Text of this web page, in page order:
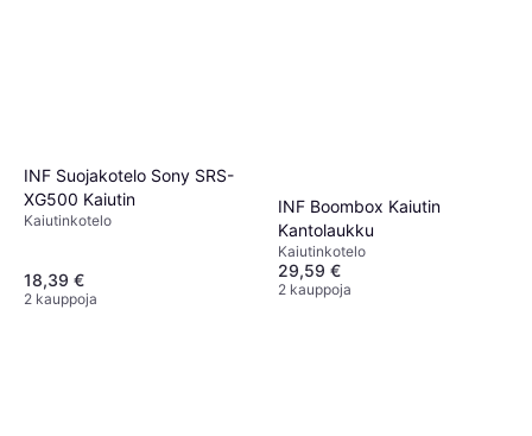
INF Suojakotelo Sony SRS-
XG500 Kaiutin
Kaiutinkotelo
18,39 €
2 kauppoja
INF Boombox Kaiutin
Kantolaukku
Kaiutinkotelo
29,59 €
2 kauppoja